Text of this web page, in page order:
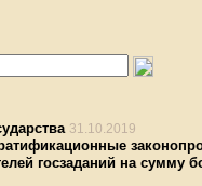
31.10.2019
госзаданий на сумму